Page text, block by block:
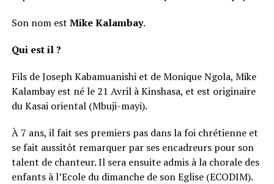
Son nom est Mike Kalambay.
Qui est il ?
Fils de Joseph Kabamuanishi et de Monique Ngola, Mike
Kalambay est né le 21 Avril à Kinshasa, et est originaire
du Kasai oriental (Mbuji-mayi).
À 7 ans, il fait ses premiers pas dans la foi chrétienne et
se fait aussitôt remarquer par ses encadreurs pour son
talent de chanteur. Il sera ensuite admis à la chorale des
enfants à l’Ecole du dimanche de son Eglise (ECODIM).